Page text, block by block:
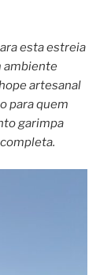
esta estreia
ambiente
artesanal
para quem
garimpa